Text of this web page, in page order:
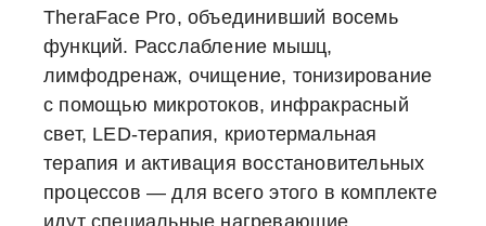
TheraFace Pro, объединивший восемь
функций. Расслабление мышц,
лимфодренаж, очищение, тонизирование
с помощью микротоков, инфракрасный
свет, LED-терапия, криотермальная
терапия и активация восстановительных
процессов — для всего этого в комплекте
идут специальные нагревающие